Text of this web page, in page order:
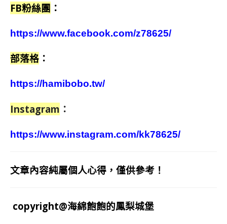
FB粉絲團 ：
https://www.facebook.com/z78625/
部落格 ：
https://hamibobo.tw/
Instagram ：
https://www.instagram.com/kk78625/
文章內容純屬個人心得，僅供參考！
copyright@海綿飽飽的鳳梨城堡